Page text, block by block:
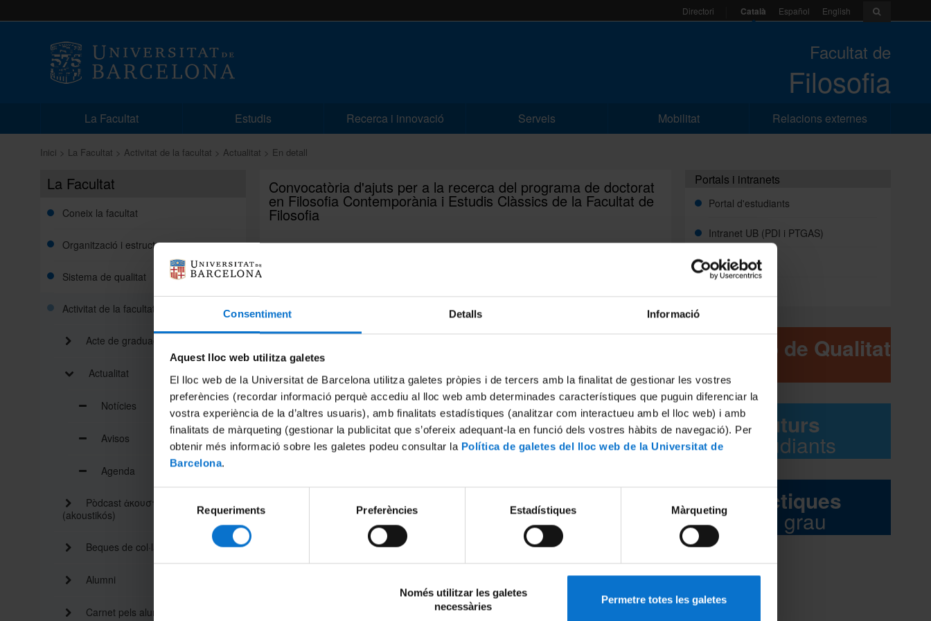
Consentiment Detalls Informació
Aquest lloc web utilitza galetes
El lloc web de la Universitat de Barcelona utilitza galetes pròpies i de tercers amb la finalitat de gestionar les vostres
preferències (recordar informació perquè accediu al lloc web amb determinades característiques que puguin diferenciar la
vostra experiència de la d’altres usuaris), amb finalitats estadístiques (analitzar com interactueu amb el lloc web) i amb
finalitats de màrqueting (gestionar la publicitat que s’ofereix adequant-la en funció dels vostres hàbits de navegació). Per
obtenir més informació sobre les galetes podeu consultar la Política de galetes del lloc web de la Universitat de
Barcelona.
consentiment
Requeriments Preferències Estadístiques Màrqueting
Només utilitzar les galetes
necessàries
Permetre totes les galetes
Directori Català Español English
Facultat de
Filosofia
La Facultat Estudis Recerca i innovació Serveis Mobilitat Relacions externes
Inici La Facultat Activitat de la facultat Actualitat En detall
La Facultat
Coneix la facultat
Organització i estructura
Sistema de qualitat
Activitat de la facultat
Acte de graduació
Actualitat
Notícies
Avisos
Agenda
Pòdcast ἀκουστικός
(akoustikós)
Beques de col·laboració
Alumni
Carnet pels alumnes i personal
Convocatòria d'ajuts per a la recerca del programa de doctorat
en Filosofia Contemporània i Estudis Clàssics de la Facultat de
Filosofia
Publicada a la seu electrònica de la UB la
següent convocatòria:
Convocatòria d'ajuts per a la recerca del
Facultat de Filosofia (segona convocatòria
2024)
Termini fins el 30 de gener de 2025
Més informació:https://seu.ub.edu/ajutsPublic/showPublicacion/630528
Portals i intranets
Portal d'estudiants
Intranet UB (PDI i PTGAS)
Campus Virtual
Alumni UB
Comissió de Qualitat
Futurs
estudiants
Pràctiques
del grau